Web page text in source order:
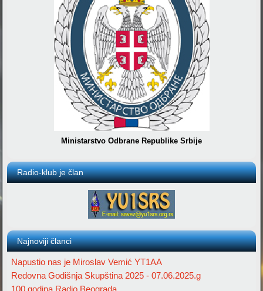
Ministarstvo Odbrane Republike Srbije
Radio-klub je član
Najnoviji članci
Napustio nas je Miroslav Vemić YT1AA
Redovna Godišnja Skupština 2025 - 07.06.2025.g
100 godina Radio Beograda